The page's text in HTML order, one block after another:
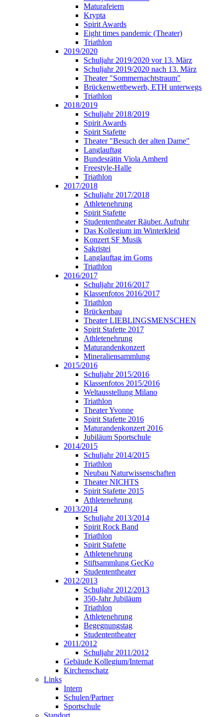
Maturafeiern
Krypta
Spirit Awards
Eight times pandemic (Theater)
Triathlon
2019/2020
Schuljahr 2019/2020 vor 13. März
Schuljahr 2019/2020 nach 13. März
Theater "Sommernachtstraum"
Brückenwettbewerb, ETH unterwegs
Triathlon
2018/2019
Schuljahr 2018/2019
Spirit Awards
Spirit Stafette
Theater "Besuch der alten Dame"
Langlauftag
Bundesrätin Viola Amherd
Freestyle-Halle
Triathlon
2017/2018
Schuljahr 2017/2018
Athletenehrung
Spirit Stafette
Studententheater Räuber. Aufruhr
Das Kollegium im Winterkleid
Konzert SF Musik
Sakristei
Langlauftag im Goms
Triathlon
2016/2017
Schuljahr 2016/2017
Klassenfotos 2016/2017
Triathlon
Brückenbau
Theater LIEBLINGSMENSCHEN
Spirit Stafette 2017
Athletenehrung
Maturandenkonzert
Mineraliensammlung
2015/2016
Schuljahr 2015/2016
Klassenfotos 2015/2016
Weltausstellung Milano
Triathlon
Theater Yvonne
Spirit Stafette 2016
Maturandenkonzert 2016
Jubiläum Sportschule
2014/2015
Schuljahr 2014/2015
Triathlon
Neubau Naturwissenschaften
Theater NICHTS
Spirit Stafette 2015
Athletenehrung
2013/2014
Schuljahr 2013/2014
Spirit Rock Band
Triathlon
Spirit Stafette
Athletenehrung
Stiftsammlung GecKo
Studententheater
2012/2013
Schuljahr 2012/2013
350-Jahr Jubiläum
Triathlon
Athletenehrung
Begegnungstag
Studententheater
2011/2012
Schuljahr 2011/2012
Gebäude Kollegium/Internat
Kirchenschatz
Links
Intern
Schulen/Partner
Sportschule
Standort